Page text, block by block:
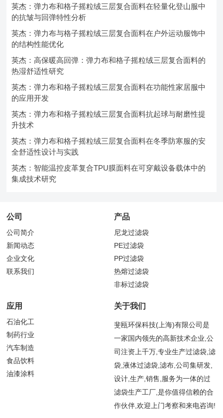
英杰：弹力布和格子摇粒绒三层复合面料在轻量化登山服中
的抗皱与回弹特性分析
英杰：弹力布与格子摇粒绒三层复合面料在户外运动服饰中
的结构性能优化
英杰：高保暖高回弹：弹力布和格子摇粒绒三层复合面料的
热湿舒适性研究
英杰：弹力布和格子摇粒绒三层复合面料在功能性家居服中
的应用开发
英杰：弹力布和格子摇粒绒三层复合面料抗起球与耐磨性提
升技术
英杰：弹力布和格子摇粒绒三层复合面料在冬季防寒服的安
全舒适性设计与实践
英杰：智能温控皮革复合TPU膜面料在可穿戴设备载体中的
集成技术研究
公司
公司简介
新闻动态
企业文化
联系我们
产品
尼龙过滤袋
PE过滤袋
PP过滤袋
热熔过滤袋
非标过滤袋
应用
石油化工
制药行业
汽车制造
食品饮料
油漆涂料
关于我们
斐瓯环保科技(上海)有限公司是
一家国内领先的高新技术企业,公
司注资上千万,专业生产过滤袋,滤
袋,液体过滤袋,滤布,公司集研发,
设计,生产,销售,服务为一体的过
滤袋生产工厂,是你值得信赖的合
作伙伴,欢迎上门考察和来电咨询!